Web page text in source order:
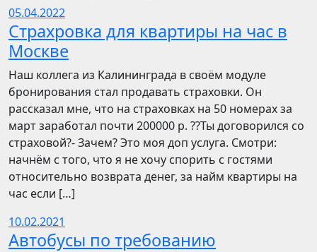
05.04.2022
Страхровка для квартиры на час в
Москве
Наш коллега из Калининграда в своём модуле
бронирования стал продавать страховки. Он
рассказал мне, что на страховках на 50 номерах за
март заработал почти 200000 р. ??Ты договорился со
страховой?- Зачем? Это моя доп услуга. Смотри:
начнём с того, что я не хочу спорить с гостями
относительно возврата денег, за найм квартиры на
час если […]
10.02.2021
Автобусы по требованию